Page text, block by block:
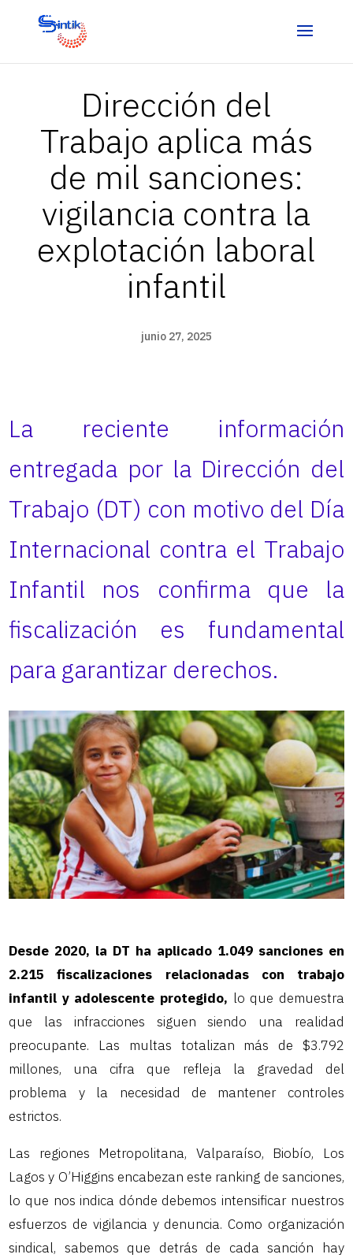
Dirección del
Trabajo aplica más
de mil sanciones:
vigilancia contra la
explotación laboral
infantil
junio 27, 2025
La reciente información
entregada por la Dirección del
Trabajo (DT) con motivo del Día
Internacional contra el Trabajo
Infantil nos confirma que la
fiscalización es fundamental
para garantizar derechos.
Desde 2020, la DT ha aplicado 1.049 sanciones en
2.215 fiscalizaciones relacionadas con trabajo
infantil y adolescente protegido, lo que demuestra
que las infracciones siguen siendo una realidad
preocupante. Las multas totalizan más de $3.792
millones, una cifra que refleja la gravedad del
problema y la necesidad de mantener controles
estrictos.
Las regiones Metropolitana, Valparaíso, Biobío, Los
Lagos y O’Higgins encabezan este ranking de sanciones,
lo que nos indica dónde debemos intensificar nuestros
esfuerzos de vigilancia y denuncia. Como organización
sindical, sabemos que detrás de cada sanción hay